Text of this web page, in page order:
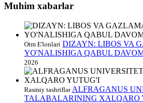
Muhim xabarlar
Otm E'lonlari DIZAYN: LIBOS VA
YO'NALISHIGA QABUL
2026
Rasmiy tashriflar ALFRAGANUS
TALABALARINING XALQARO